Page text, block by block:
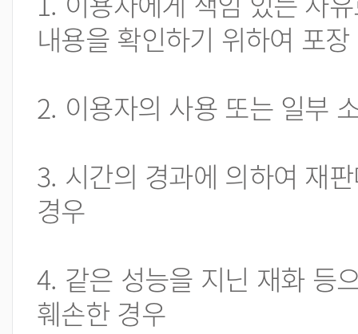
내용을 확인하기 위하여 포
2. 이용자의 사용 또는 일부
3. 시간의 경과에 의하여 재
경우
4. 같은 성능을 지닌 재화 등
훼손한 경우